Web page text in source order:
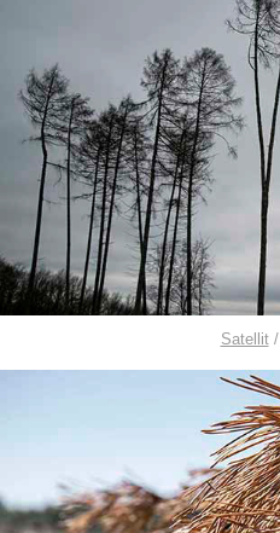
Satellit/